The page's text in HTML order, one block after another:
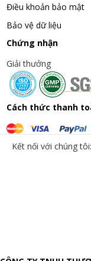
Điều khoản bảo mật
Bảo vệ dữ liệu
Chứng nhận
Giải thưởng
Cách thức thanh
Kết nối với chúng tôi: